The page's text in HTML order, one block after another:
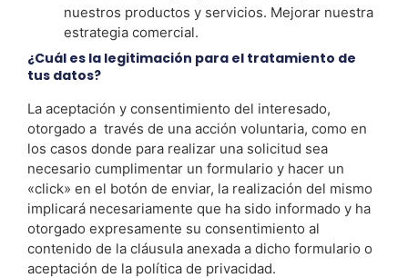
nuestros productos y servicios. Mejorar nuestra
estrategia comercial.
¿Cuál es la legitimación para el tratamiento de
tus datos?
La aceptación y consentimiento del interesado,
otorgado a través de una acción voluntaria, como en
los casos donde para realizar una solicitud sea
necesario cumplimentar un formulario y hacer un
«click» en el botón de enviar, la realización del mismo
implicará necesariamente que ha sido informado y ha
otorgado expresamente su consentimiento al
contenido de la cláusula anexada a dicho formulario o
aceptación de la política de privacidad.